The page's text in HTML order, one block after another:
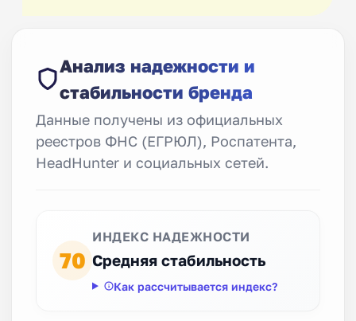
Анализ надежности и
стабильности бренда
Данные получены из официальных
реестров ФНС (ЕГРЮЛ), Роспатента,
HeadHunter и социальных сетей.
70
ИНДЕКС НАДЕЖНОСТИ
Средняя стабильность
Как рассчитывается индекс?